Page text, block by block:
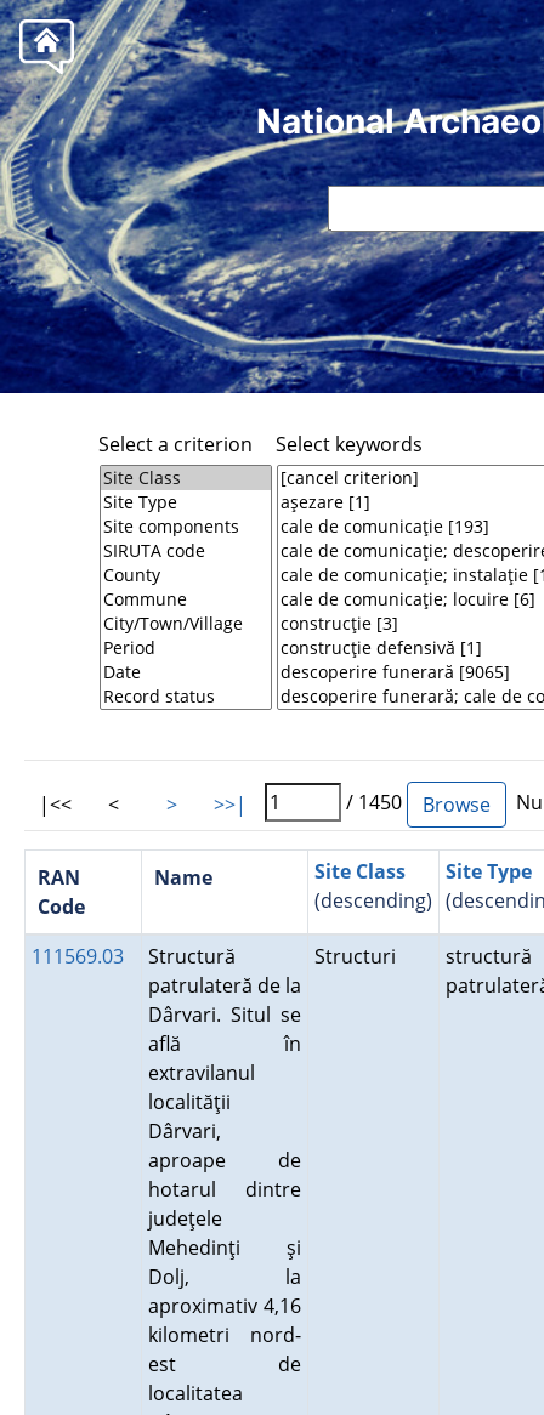
National
Select a criterion Select keywords
|<< < > >>| / 1450
RAN
Code
Name
Site Class
(descending)
Site Type
111569.03
Structură
patrulateră de la
Dârvari. Situl se
află în
extravilanul
localităţii
Dârvari,
aproape de
hotarul dintre
judeţele
Mehedinţi şi
Dolj, la
aproximativ 4,16
kilometri nord-
est de
localitatea
Structuri
structură